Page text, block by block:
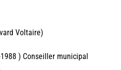
Voltaire)
) Conseiller municipal